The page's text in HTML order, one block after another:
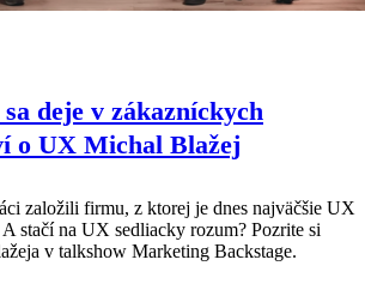
deje v zákazníckych
o UX Michal Blažej
založili firmu, z ktorej je dnes najväčšie UX
stačí na UX sedliacky rozum? Pozrite si
v talkshow Marketing Backstage.